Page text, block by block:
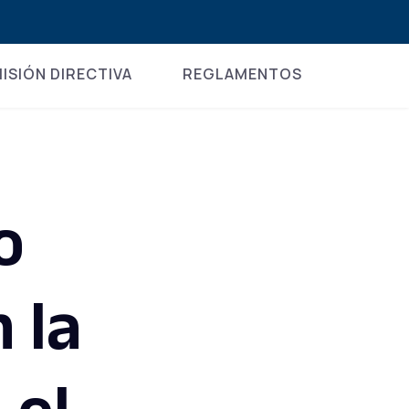
DIRECTIVA REGLAMENTOS
la